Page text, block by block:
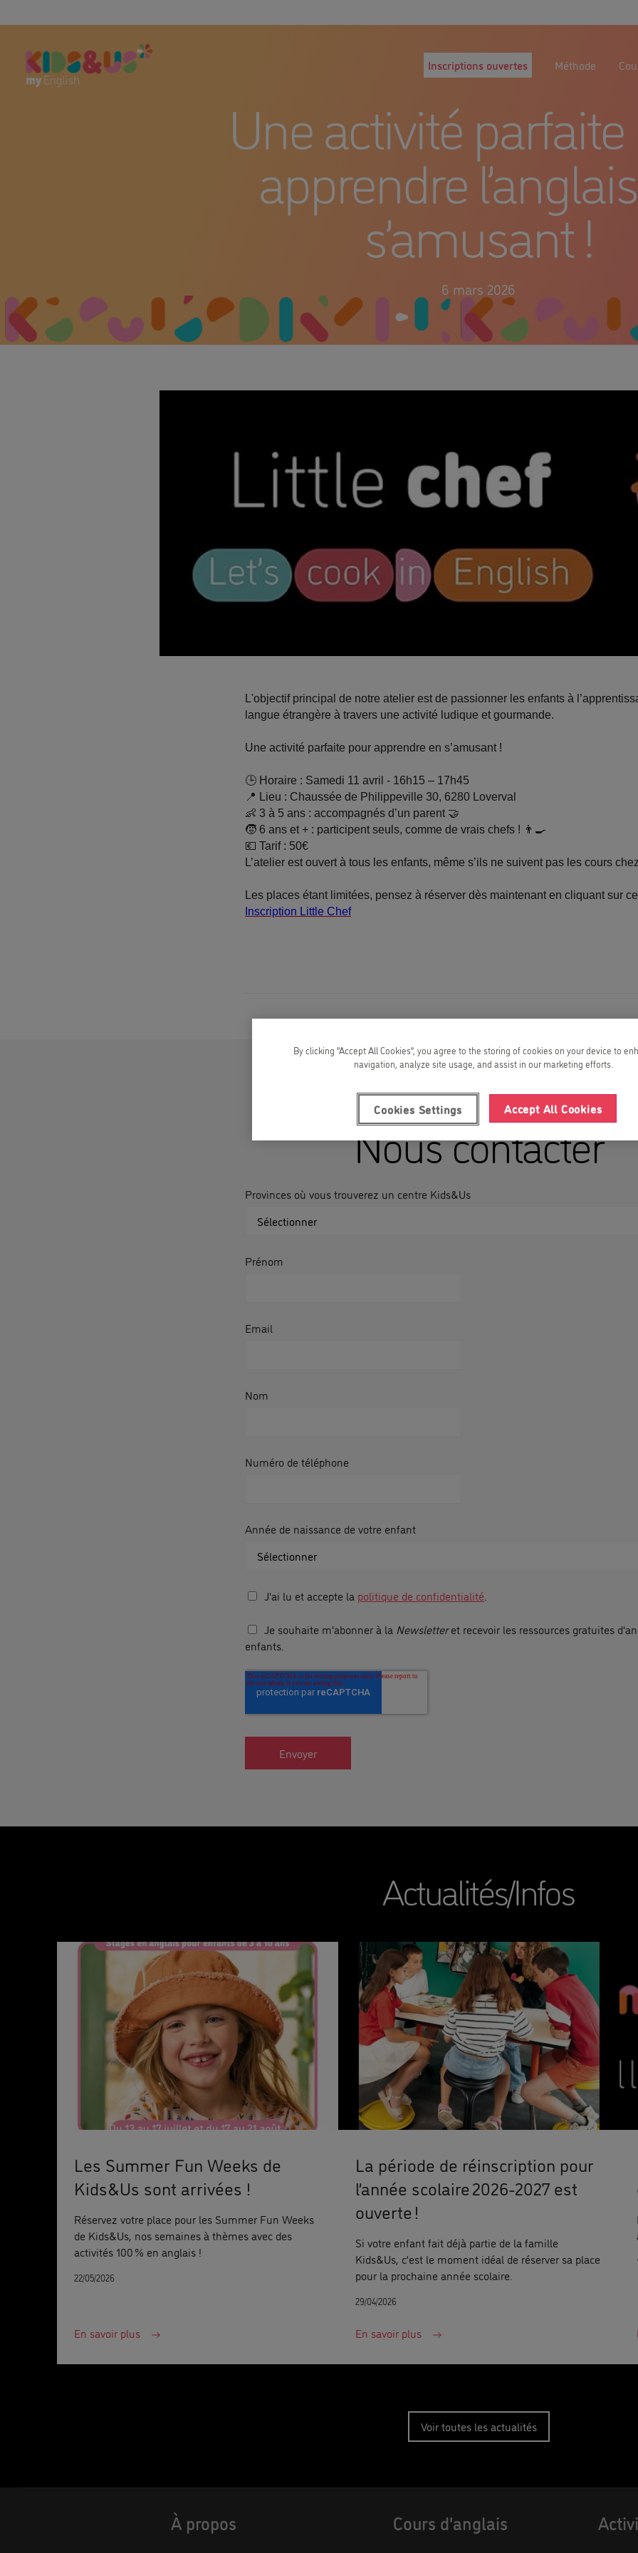
Inscriptions ouvertes Méthode
Une activité
apprendre
s’amusant !
6 mars 2026
L'objectif principal de notre atelier est de passionner les enfants à
langue étrangère à travers une activité ludique et gourmande.
Une activité parfaite pour apprendre en s’amusant !
🕒 Horaire : Samedi 11 avril - 16h15 – 17h45
📍 Lieu : Chaussée de Philippeville 30, 6280 Loverval
👶 3 à 5 ans : accompagnés d’un parent 🤝
🧒 6 ans et + : participent seuls, comme de vrais chefs ! 👨‍🍳
💶 Tarif : 50€
L’atelier est ouvert à tous les enfants, même s’ils ne suivent pas les cours
Les places étant limitées, pensez à réserver dès maintenant en cliquant sur
Inscription Little Chef
Nous contacter
Provinces où vous trouverez un centre Kids&Us
Prénom
Email
Nom
Numéro de téléphone
Année de naissance de votre enfant
J'ai lu et accepte la politique de confidentialité
Je souhaite m'abonner à la Newsletteret recevoir les ressources gratuites
enfants.
Actualités/Infos
Les Summer Fun Weeks de
Kids&Us sont arrivées !
Réservez votre place pour les Summer Fun Weeks
de Kids&Us, nos semaines à thèmes avec des
activités 100 % en anglais !
22/05/2026
En savoir plus
La période de réinscription pour
l’année scolaire 2026-2027 est
ouverte !
Si votre enfant fait déjà partie de la famille
Kids&Us, c’est le moment idéal de réserver sa place
pour la prochaine année scolaire.
29/04/2026
En savoir plus
Voir toutes les actualités
À propos Cours d'anglais
By clicking “Accept All Cookies”, you agree to the storing of cookies on your device to
navigation, analyze site usage, and assist in our marketing efforts.
Accept All Cookies
Cookies Settings